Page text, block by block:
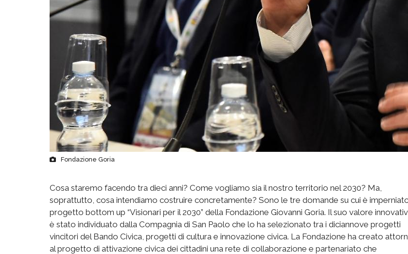
Fondazione Goria
Cosa staremo facendo tra dieci anni? Come vogliamo sia il nostro territorio nel 2030? Ma,
soprattutto, cosa intendiamo costruire concretamente? Sono le tre domande su cui è
progetto bottom up “Visionari per il 2030” della Fondazione Giovanni Goria. Il suo valore
è stato individuato dalla Compagnia di San Paolo che lo ha selezionato tra i diciannove progetti
vincitori del Bando Civica, progetti di cultura e innovazione civica. La Fondazione ha creato
al progetto di attivazione civica dei cittadini una rete di collaborazione e partenariato che